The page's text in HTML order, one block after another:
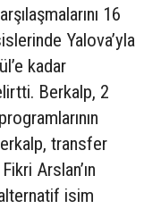
16
Yalova’yla
kadar
Berkalp, 2
transfer
Arslan’ın
isim